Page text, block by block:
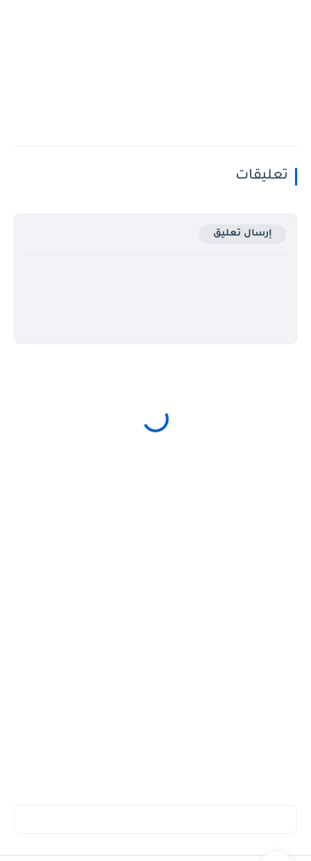
تعليقات
إرسال تعليق